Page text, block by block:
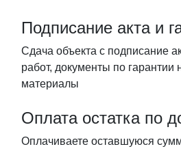
Подписание акта и
Сдача объекта с подписание
работ, документы по гарантии
материалы
Оплата остатка по
Оплачиваете оставшуюся